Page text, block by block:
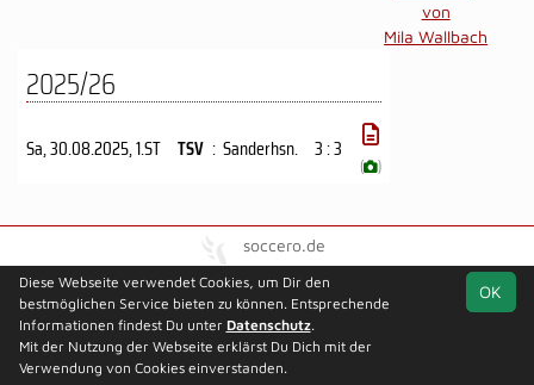
von
Mila Wallbach
2025/26
Sa, 30.08.2025, 1.ST TSV : Sanderhsn. 3 : 3
( )
soccero.de
© 2006 - 2026
Kontakt Impressum Datenschutz
OK
Diese Webseite verwendet Cookies, um Dir den
bestmöglichen Service bieten zu können. Entsprechende
Informationen findest Du unter Datenschutz.
Mit der Nutzung der Webseite erklärst Du Dich mit der
Verwendung von Cookies einverstanden.